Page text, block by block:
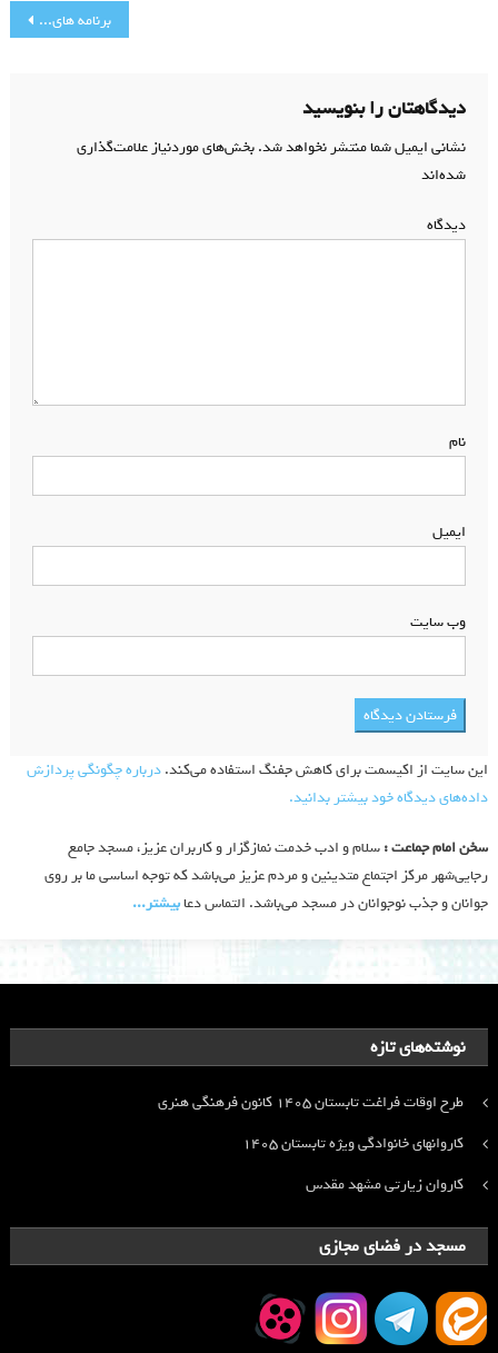
برنامه های ویژه تابستان 95
دیدگاهتان را بنویسید
نشانی ایمیل شما منتشر نخواهد شد.بخش‌های موردنیاز علامت‌گذاری
شده‌اند
دیدگاه
نام
ایمیل
وب‌ سایت
این سایت از اکیسمت برای کاهش جفنگ استفاده می‌کند.درباره چگونگی پردازش
داده‌های دیدگاه خود بیشتر بدانید.
سخن امام جماعت :سلام و ادب خدمت نمازگزار و کاربران عزیز، مسجد جامع
رجایی‌شهر مرکز اجتماع متدینین و مردم عزیز می‌باشد که توجه اساسی ما بر روی
جوانان و جذب نوجوانان در مسجد می‌باشد. التماس دعابیشتر‫...‬
نوشته‌های تازه
طرح اوقات فراغت تابستان ۱۴۰۵ کانون فرهنگی هنری
کاروانهای خانوادگی ویژه تابستان ۱۴۰۵
کاروان زیارتی مشهد مقدس
مسجد در فضای مجازی